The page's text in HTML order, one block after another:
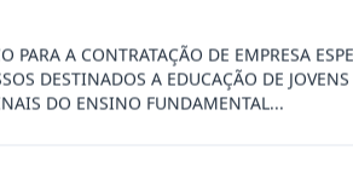
PARA FUTURA E EVENTUAL
PARA A CONTRATAÇÃO DE EMPRESA
DESTINADOS A EDUCAÇÃO DE
DO ENSINO FUNDAMENTAL...